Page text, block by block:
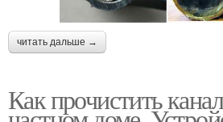
читать дальше →
Как прочистить